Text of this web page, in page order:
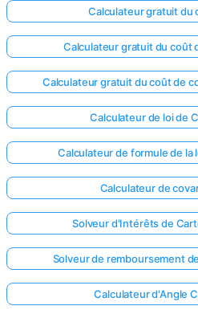
Calculateur gratuit du
Calculateur gratuit du coût
Calculateur gratuit du coût de
Calculateur de loi de
Calculateur de formule de la
Calculateur de
Solveur d'Intérêts de
Solveur de remboursement
Calculateur d'Angle